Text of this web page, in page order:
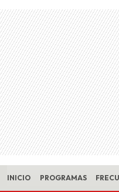
Skip to main content
INICIO PROGRAMAS